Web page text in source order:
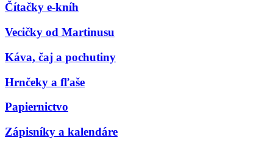
Čítačky e-kníh
Vecičky od Martinusu
Káva, čaj a pochutiny
Hrnčeky a fľaše
Papiernictvo
Zápisníky a kalendáre